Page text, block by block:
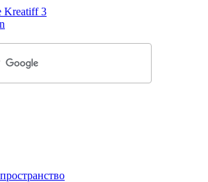
Kreatiff 3